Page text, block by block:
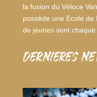
la fusion du Véloce
possède une Ecole
de jeunes sont
dernieres